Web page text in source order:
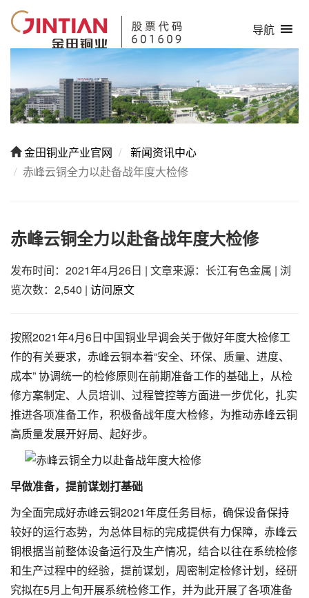
导航
金田铜业产业官网
新闻资讯中心
赤峰云铜全力以赴备战年度大检修
赤峰云铜全力以赴备战年度大检修
发布时间：2021年4月26日 | 文章来源：长江有色金属 | 浏
览次数：2,540 | 访问原文
按照2021年4月6日中国铜业早调会关于做好年度大检修工
作的有关要求，赤峰云铜本着“安全、环保、质量、进度、
成本” 协调统一的检修原则在前期准备工作的基础上，从检
修方案制定、人员培训、过程管控等方面进一步优化，扎实
推进各项准备工作，积极备战年度大检修，为推动赤峰云铜
高质量发展开好局、起好步。
早做准备，提前谋划打基础
为全面完成好赤峰云铜2021年度任务目标，确保设备保持
较好的运行态势，为总体目标的完成提供有力保障，赤峰云
铜根据当前整体设备运行及生产情况，结合以往在系统检修
和生产过程中的经验，提前谋划，周密制定检修计划，经研
究拟在5月上旬开展系统检修工作，并为此开展了各项准备